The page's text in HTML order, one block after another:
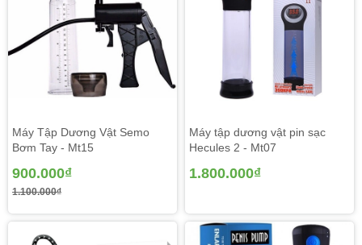
luyện tập liên tiếp, kết phù hợp có kem
Máy Tập Dương Vật Semo
Bơm Tay - Mt15
900.000₫
1.100.000₫
Máy tập dương vật pin sạc
Hecules 2 - Mt07
1.800.000₫